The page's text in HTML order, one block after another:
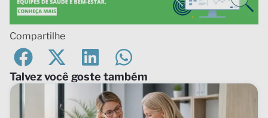
Compartilhe
Talvez você goste também